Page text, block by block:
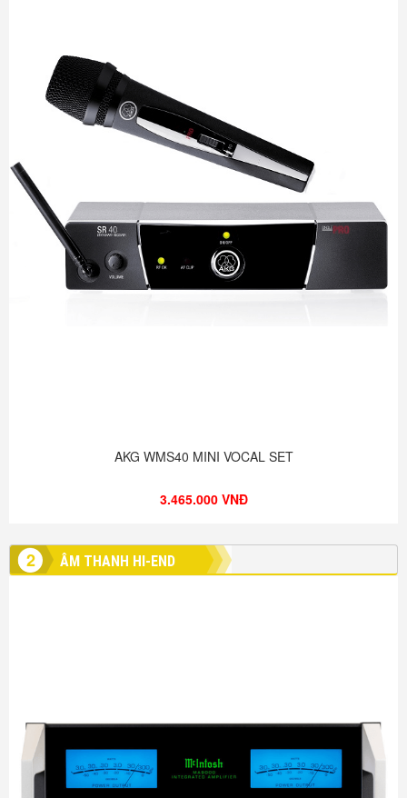
AKG WMS40 MINI VOCAL SET
3.465.000 VNĐ
2 ÂM THANH HI-END